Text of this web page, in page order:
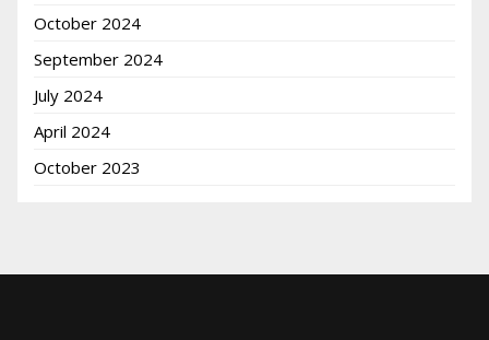
October 2024
September 2024
July 2024
April 2024
October 2023